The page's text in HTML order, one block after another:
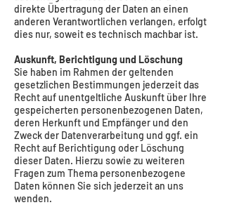
direkte Übertragung der Daten an einen
anderen Verantwortlichen verlangen, erfolgt
dies nur, soweit es technisch machbar ist.
Auskunft, Berichtigung und Löschung
Sie haben im Rahmen der geltenden
gesetzlichen Bestimmungen jederzeit das
Recht auf unentgeltliche Auskunft über Ihre
gespeicherten personenbezogenen Daten,
deren Herkunft und Empfänger und den
Zweck der Datenverarbeitung und ggf. ein
Recht auf Berichtigung oder Löschung
dieser Daten. Hierzu sowie zu weiteren
Fragen zum Thema personenbezogene
Daten können Sie sich jederzeit an uns
wenden.